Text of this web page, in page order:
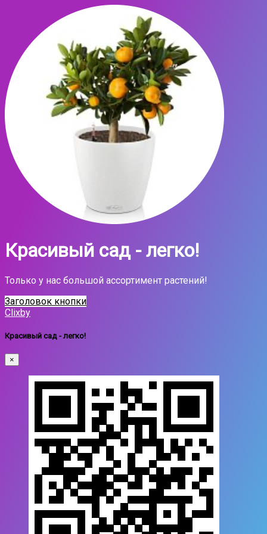
Красивый сад - легко!
Только у нас большой ассортимент растений!
Заголовок кнопки
Clixby
Красивый сад - легко!
×